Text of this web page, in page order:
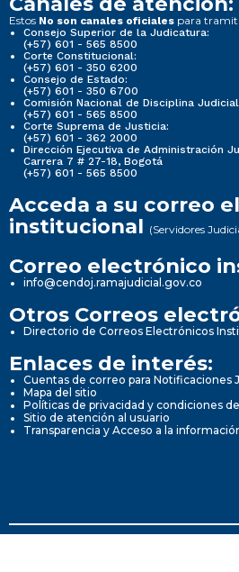
Estos No son canales oficiales para
Consejo Superior de la Judicatura:
(+57) 601 - 565 8500
Corte Constitucional:
(+57) 601 - 350 6200
Consejo de Estado:
(+57) 601 - 350 6700
Comisión Nacional de Disciplina
(+57) 601 - 565 8500
Corte Suprema de Justicia:
(+57) 601 - 362 2000
Dirección Ejecutiva de Administración
Carrera 7 # 27-18, Bogotá
(+57) 601 - 565 8500
Acceda a su correo
institucional (Servidores
Correo electrónico
info@cendoj.ramajudicial.gov.co
Otros Correos
Directorio de Correos Electrónicos
Enlaces de interés:
Cuentas de correo para Notificaciones
Mapa del sitio
Políticas de privacidad y condiciones
Sitio de atención al usuario
Transparencia y Acceso a la